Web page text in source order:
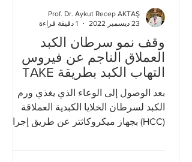
وقف نمو سرطان الكبد
العملاق الناجم عن فيروس
التهاب الكبد بطريقة TAKE
بعد الوصول إلى الوعاء الذي يغذي ورم
الكبد لسرطان الخلايا الكبدية العملاقة
(HCC) بجهاز ميكروكاثتر عن طريق إجراء
Prof. Dr. Aykut Recep AKTAŞ
23 ديسمبر 2022
1 دقيقة قراءة